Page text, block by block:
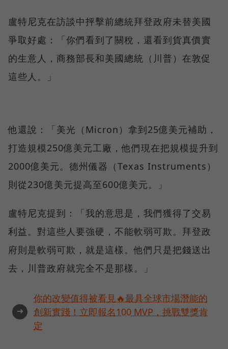
盧特尼克在訪談中抨擊前總統拜登政府未替美國
爭取好處：「你們看到了關稅，還看到貨真價實
的生意人，商務部長和美國總統（川普）在敦促
這些人。」
他還說：「美光（Micron）拿到25億美元補助，
打造規模250億美元工廠，他們現在把規模提升到
2000億美元。德州儀器（Texas Instruments）
則從230億美元提高至600億美元。」
盧特尼克提到：「我的意思是，我們獲得了交易
利益。對這些人要強硬，不能軟弱可欺。拜登政
府則是軟弱可欺，就是這樣。他們只是把錢送出
去，川普政府就完全不是那樣。」
➜
你的改變值得被看見🔥最具全球市場潛能的
創新實踐！立即報名100 MVP，挑戰雙獎肯
定